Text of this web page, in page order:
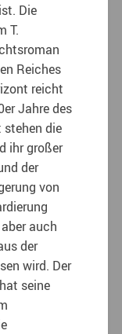
Die
T.
Reiches
reicht
Jahre des
die
ihr großer
der
von
auch
der
wird. Der
seine